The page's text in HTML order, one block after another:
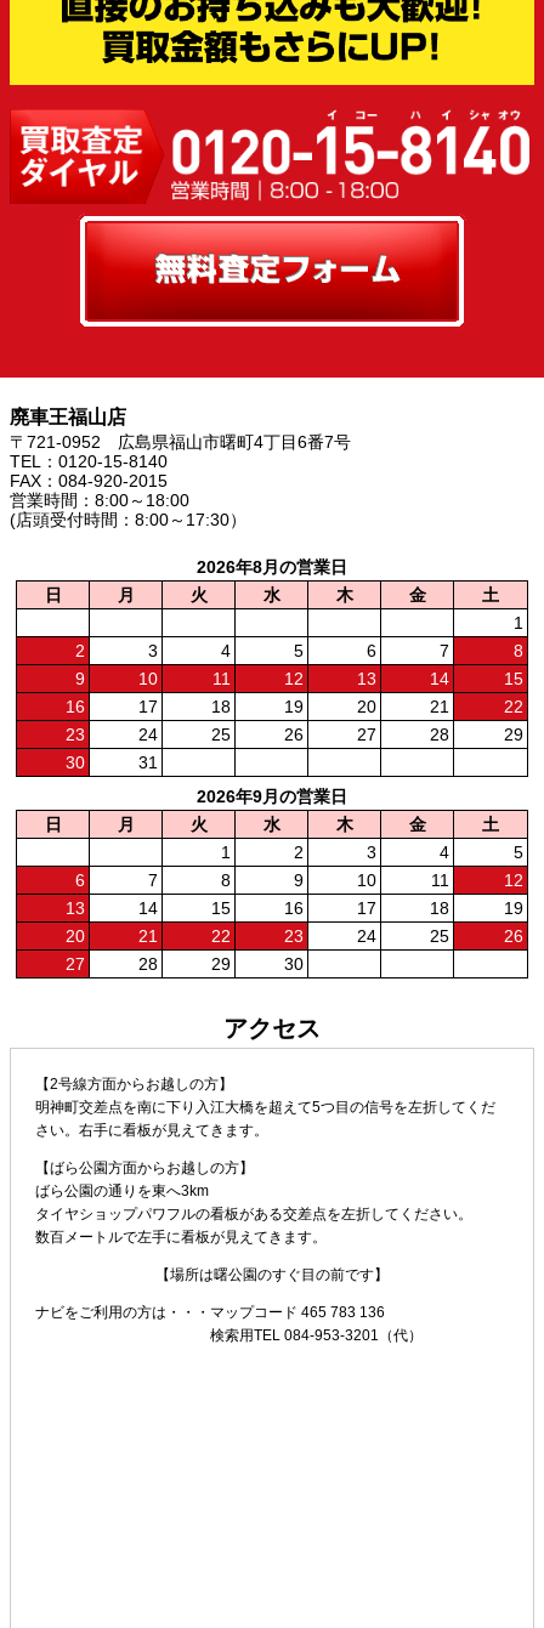
廃車王福山店
〒721-0952 広島県福山市曙町4丁目6番7号
TEL：0120-15-8140
FAX：084-920-2015
営業時間：8:00～18:00
(店頭受付時間：8:00～17:30）
2026年8月の営業日
日
月 火 水 木 金
土
1
2
3 4 5 6 7
8
9
10 11 12 13 14
15
16
17 18 19 20 21
22
23
24 25 26 27 28
29
30
31
2026年9月の営業日
日
月 火 水 木 金
土
1
2 3 4
5
6
7 8 9 10 11
12
13
14 15 16 17 18
19
20
21 22 23 24 25
26
27
28 29 30
アクセス
【2号線方面からお越しの方】
明神町交差点を南に下り入江大橋を超えて5つ目の信号を左折してくだ
さい。右手に看板が見えてきます。
【ばら公園方面からお越しの方】
ばら公園の通りを東へ3km
タイヤショップパワフルの看板がある交差点を左折してください。
数百メートルで左手に看板が見えてきます。
【場所は曙公園のすぐ目の前です】
ナビをご利用の方は・・・ マップコード 465 783 136
検索用TEL 084-953-3201（代）